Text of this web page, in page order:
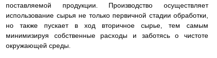
поставляемой продукции. Производство осуществляет
использование сырья не только первичной стадии обработки,
но также пускает в ход вторичное сырье, тем самым
минимизируя собственные расходы и заботясь о чистоте
окружающей среды.